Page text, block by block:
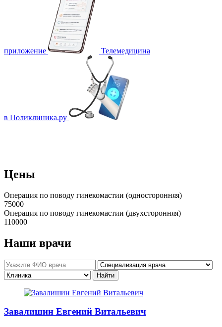
приложение Телемедицина
в Поликлиника.ру
Цены
Операция по поводу гинекомастии (односторонняя)
75000
Операция по поводу гинекомастии (двухсторонняя)
110000
Наши врачи
Завалишин Евгений Витальевич